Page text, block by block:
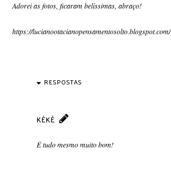
Adorei as fotos, ficaram belíssimas, abraço!
https://lucianootacianopensamentosolto.blogspot.com/
RESPOSTAS
KÉKÉ
É tudo mesmo muito bom!